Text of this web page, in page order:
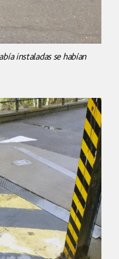
instaladas se habían